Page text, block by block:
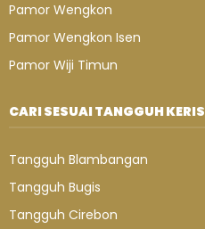
Pamor Wengkon
Pamor Wengkon Isen
Pamor Wiji Timun
CARI SESUAI TANGGUH KERIS
Tangguh Blambangan
Tangguh Bugis
Tangguh Cirebon